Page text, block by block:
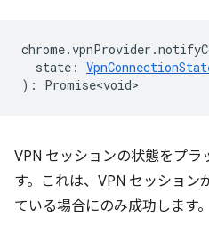
chrome.vpnProvider .
state :
) : Promise<void>
VPN セッションの状態をプラ
す。これは、VPN セッショ
ている場合にのみ成功します。